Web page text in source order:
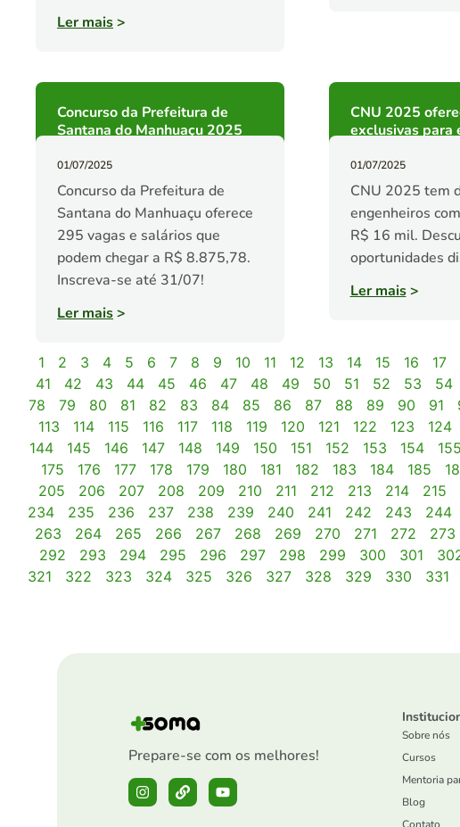
Ler mais>
Concurso da Prefeitura de
Santana do Manhuaçu 2025
01/07/2025
Concurso da Prefeitura de
Santana do Manhuaçu oferece
295 vagas e salários que
podem chegar a R$ 8.875,78.
Inscreva-se até 31/07!
Ler mais>
CNU 2025
exclusivas para
01/07/2025
CNU 2025 tem
engenheiros
R$ 16 mil.
oportunidades
Ler mais>
1 2 3 4 5 6 7 8 9 10 11 12 13 14 15 16 17
41
42 43 44 45 46 47 48 49 50 51 52 53 54
78
79 80 81 82 83 84 85 86 87 88 89 90 91
113
114 115 116 117 118 119 120 121 122 123 124
144
145 146 147 148 149 150 151 152 153 154 155
175
176 177 178 179 180 181 182 183 184 185
205
206 207 208 209 210 211 212 213 214 215
234
235 236 237 238 239 240 241 242 243 244
263
264 265 266 267 268 269 270 271 272 273
292
293 294 295 296 297 298 299 300 301
321
322 323 324 325 326 327 328 329 330 331
Prepare-se com os melhores!
Sobre nós
Cursos
Mentoria
Blog